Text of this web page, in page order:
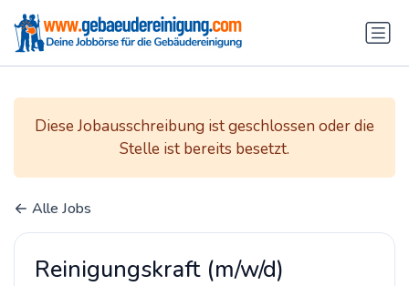
Diese Jobausschreibung ist geschlossen oder die
Stelle ist bereits besetzt.
Alle Jobs
Reinigungskraft (m/w/d)